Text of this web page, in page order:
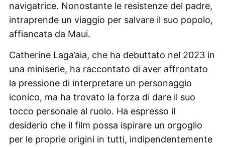
navigatrice. Nonostante le resistenze del padre,
intraprende un viaggio per salvare il suo popolo,
affiancata da Maui.
Catherine Laga’aia, che ha debuttato nel 2023 in
una miniserie, ha raccontato di aver affrontato
la pressione di interpretare un personaggio
iconico, ma ha trovato la forza di dare il suo
tocco personale al ruolo. Ha espresso il
desiderio che il film possa ispirare un orgoglio
per le proprie origini in tutti, indipendentemente